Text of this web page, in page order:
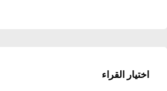
اختيار القراء